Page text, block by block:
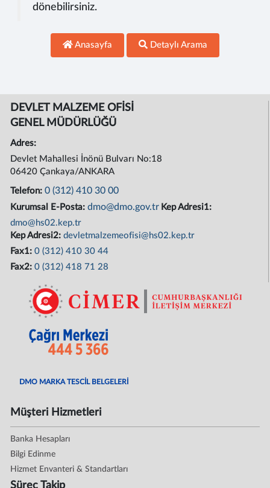
dönebilirsiniz.
Anasayfa Detaylı Arama
DEVLET MALZEME OFİSİ
GENEL MÜDÜRLÜĞÜ
Adres:
Devlet Mahallesi İnönü Bulvarı No:18
06420 Çankaya/ANKARA
Telefon:0 (312) 410 30 00
Kurumsal E-Posta:dmo@dmo.gov.tr Kep Adresi1:
dmo@hs02.kep.tr
Kep Adresi2:devletmalzemeofisi@hs02.kep.tr
Fax1:0 (312) 410 30 44
Fax2:0 (312) 418 71 28
DMO MARKA TESCİL BELGELERİ
Müşteri Hizmetleri
Banka Hesapları
Bilgi Edinme
Hizmet Envanteri & Standartları
Süreç Takip